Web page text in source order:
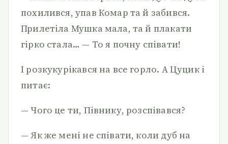
похилився, упав Комар та й забився.
Прилетіла Мушка мала, та й плакати
гірко стала… — То я почну співати!
І розкукурікався на все горло. А Цуцик і
питає:
— Чого це ти, Півнику, розспівався?
— Як же мені не співати, коли дуб на